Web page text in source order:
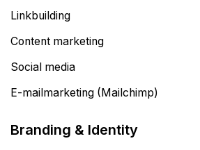
Linkbuilding
Content marketing
Social media
E-mailmarketing (Mailchimp)
Branding & Identity